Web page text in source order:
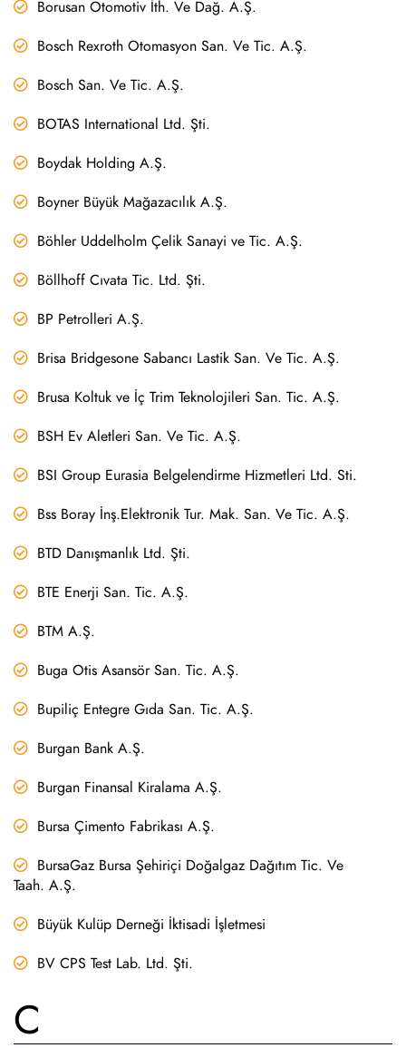
Borusan Otomotiv İth. Ve Dağ. A.Ş.
Bosch Rexroth Otomasyon San. Ve Tic. A.Ş.
Bosch San. Ve Tic. A.Ş.
BOTAS International Ltd. Şti.
Boydak Holding A.Ş.
Boyner Büyük Mağazacılık A.Ş.
Böhler Uddelholm Çelik Sanayi ve Tic. A.Ş.
Böllhoff Cıvata Tic. Ltd. Şti.
BP Petrolleri A.Ş.
Brisa Bridgesone Sabancı Lastik San. Ve Tic. A.Ş.
Brusa Koltuk ve İç Trim Teknolojileri San. Tic. A.Ş.
BSH Ev Aletleri San. Ve Tic. A.Ş.
BSI Group Eurasia Belgelendirme Hizmetleri Ltd. Sti.
Bss Boray İnş.Elektronik Tur. Mak. San. Ve Tic. A.Ş.
BTD Danışmanlık Ltd. Şti.
BTE Enerji San. Tic. A.Ş.
BTM A.Ş.
Buga Otis Asansör San. Tic. A.Ş.
Bupiliç Entegre Gıda San. Tic. A.Ş.
Burgan Bank A.Ş.
Burgan Finansal Kiralama A.Ş.
Bursa Çimento Fabrikası A.Ş.
BursaGaz Bursa Şehiriçi Doğalgaz Dağıtım Tic. Ve
Taah. A.Ş.
Büyük Kulüp Derneği İktisadi İşletmesi
BV CPS Test Lab. Ltd. Şti.
C